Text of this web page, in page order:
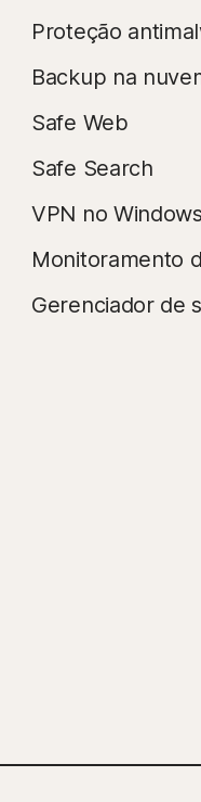
Proteção
Backup na
Safe Web
Safe Search
VPN no
Monitoramento
Gerenciador de